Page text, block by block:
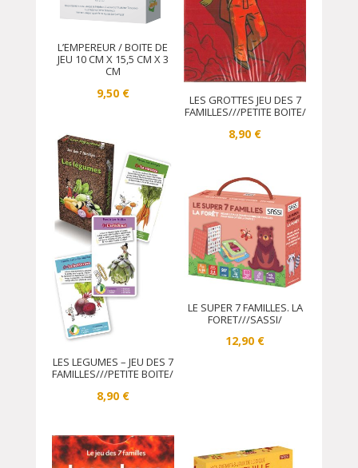
L’EMPEREUR / BOITE DE
JEU 10 CM X 15,5 CM X 3
CM
9,50 €
LES GROTTES JEU DES 7
FAMILLES///PETITE BOITE/
8,90 €
LES LEGUMES – JEU DES 7
FAMILLES///PETITE BOITE/
8,90 €
LE SUPER 7 FAMILLES. LA
FORET///SASSI/
12,90 €